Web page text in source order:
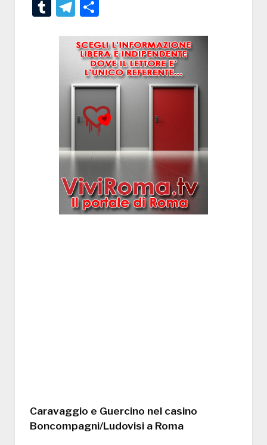
TumblrTelegram
Caravaggio e Guercino nel casino
Boncompagni/Ludovisi a Roma